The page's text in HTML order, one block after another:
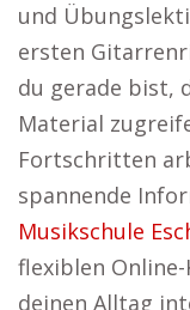
und
ersten
du gerade bist,
Material
Fortschritten
spannende
Musikschule
flexiblen Online-
deinen Alltag